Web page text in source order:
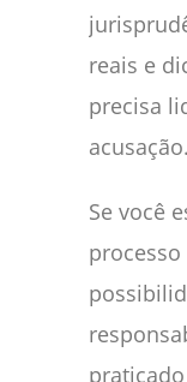
reais e
precisa
acusação.
Se você